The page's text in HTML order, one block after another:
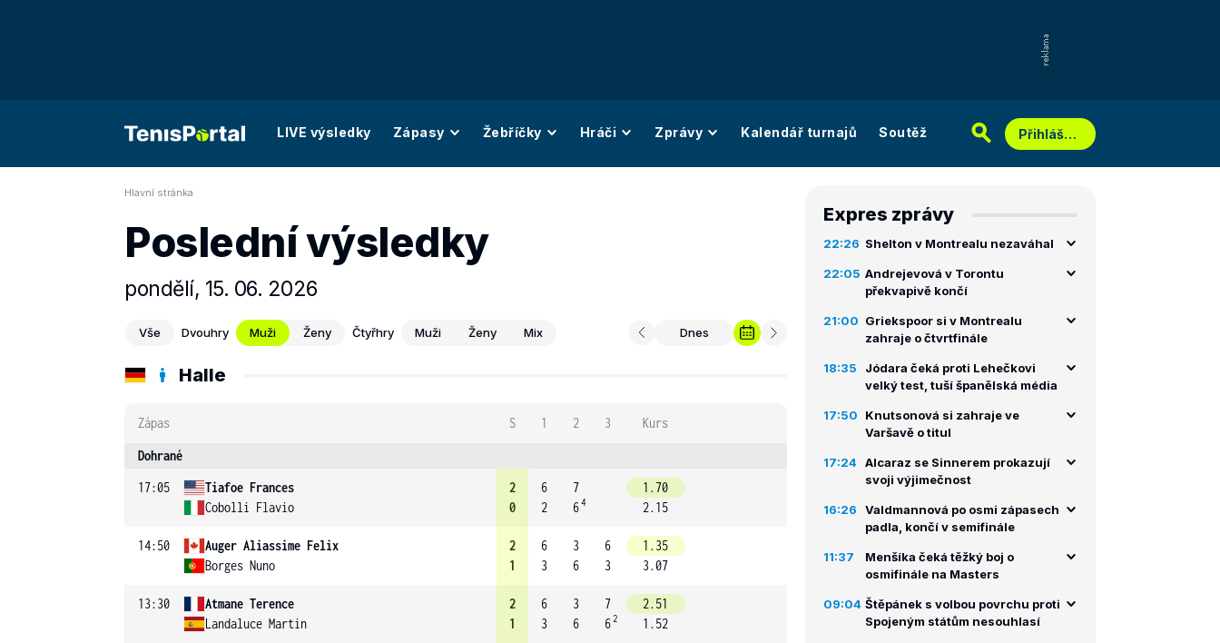
LIVE výsledky Zápasy Žebříčky Hráči Zprávy Kalendář turnajů Soutěž Přihlášení
Hlavní stránka
Poslední výsledky
pondělí, 15. 06. 2026
Vše Dvouhry Muži Ženy Čtyřhry Muži Ženy Mix Dnes
Halle
Zápas S 1 2 3 Kurs
Dohrané
17:05
Tiafoe Frances
Cobolli Flavio
2
0
6
2
7
64
1.70
2.15
14:50
Auger Aliassime Felix
Borges Nuno
2
1
6
3
3
6
6
3
1.35
3.07
13:30
Atmane Terence
Landaluce Martin
2
1
6
3
3
6
7
62
2.51
1.52
Expres zprávy
22:26 Shelton v Montrealu nezaváhal
22:05 Andrejevová v Torontu
překvapivě končí
21:00 Griekspoor si v Montrealu
zahraje o čtvrtfinále
18:35
Jódara čeká proti Lehečkovi
velký test, tuší španělská média
17:50
Knutsonová si zahraje ve
Varšavě o titul
17:24 Alcaraz se Sinnerem prokazují
svoji výjimečnost
16:26
Valdmannová po osmi zápasech
padla, končí v semifinále
11:37
Menšíka čeká těžký boj o
osmifinále na Masters
09:04 Štěpánek s volbou povrchu proti
Spojeným státům nesouhlasí